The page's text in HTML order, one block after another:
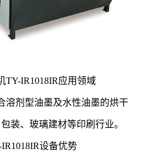
TY-IR1018IR应用领域
溶剂型油墨及水性油墨的烘干
装、玻璃建材等印刷行业。
设备优势